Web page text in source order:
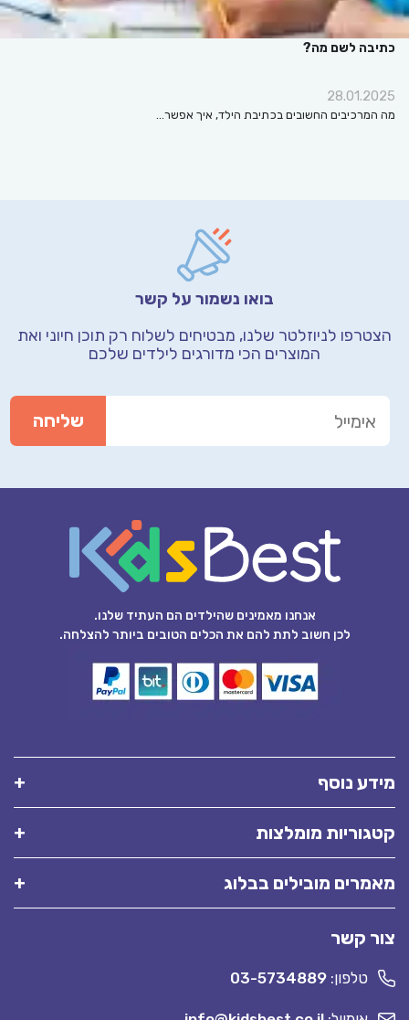
כתיבה לשם מה?
28.01.2025
מה המרכיבים החשובים בכתיבת הילד, איך אפשר…
בואו נשמור על קשר
הצטרפו לניוזלטר שלנו, מבטיחים לשלוח רק תוכן חיוני ואת
המוצרים הכי מדורגים לילדים שלכם
אנחנו מאמינים שהילדים הם העתיד שלנו.
לכן חשוב לתת להם את הכלים הטובים ביותר להצלחה.
מידע נוסף
קטגוריות מומלצות
מאמרים מובילים בבלוג
צור קשר
טלפון: 03-5734889